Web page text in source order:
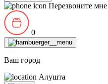
Перезвоните мне
0
Ваш город
Алушта